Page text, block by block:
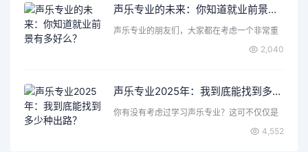
声乐专业的未来：你知道就业前景有多好么？
声乐专业的朋友们，大家都在考虑一个非常重
2,040
声乐专业2025年：我到底能找到多少种出路？
你有没有考虑过学习声乐专业？这可不仅仅是
4,552